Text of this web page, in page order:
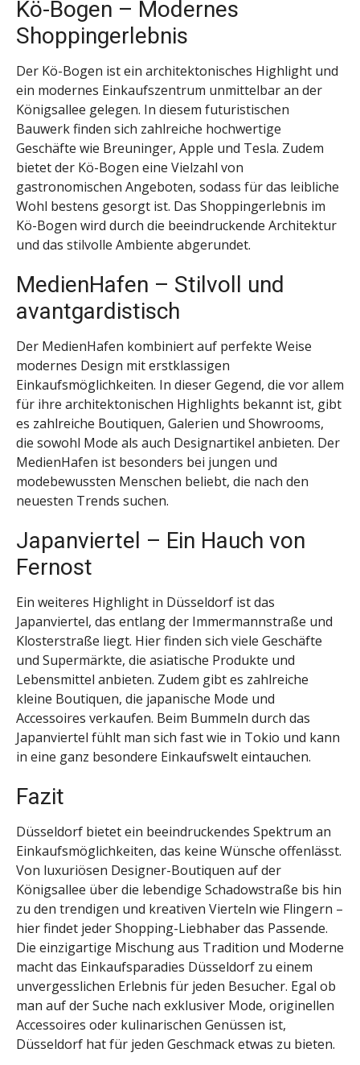
Kö-Bogen – Modernes
Shoppingerlebnis
Der Kö-Bogen ist ein architektonisches Highlight und
ein modernes Einkaufszentrum unmittelbar an der
Königsallee gelegen. In diesem futuristischen
Bauwerk finden sich zahlreiche hochwertige
Geschäfte wie Breuninger, Apple und Tesla. Zudem
bietet der Kö-Bogen eine Vielzahl von
gastronomischen Angeboten, sodass für das leibliche
Wohl bestens gesorgt ist. Das Shoppingerlebnis im
Kö-Bogen wird durch die beeindruckende Architektur
und das stilvolle Ambiente abgerundet.
MedienHafen – Stilvoll und
avantgardistisch
Der MedienHafen kombiniert auf perfekte Weise
modernes Design mit erstklassigen
Einkaufsmöglichkeiten. In dieser Gegend, die vor allem
für ihre architektonischen Highlights bekannt ist, gibt
es zahlreiche Boutiquen, Galerien und Showrooms,
die sowohl Mode als auch Designartikel anbieten. Der
MedienHafen ist besonders bei jungen und
modebewussten Menschen beliebt, die nach den
neuesten Trends suchen.
Japanviertel – Ein Hauch von
Fernost
Ein weiteres Highlight in Düsseldorf ist das
Japanviertel, das entlang der Immermannstraße und
Klosterstraße liegt. Hier finden sich viele Geschäfte
und Supermärkte, die asiatische Produkte und
Lebensmittel anbieten. Zudem gibt es zahlreiche
kleine Boutiquen, die japanische Mode und
Accessoires verkaufen. Beim Bummeln durch das
Japanviertel fühlt man sich fast wie in Tokio und kann
in eine ganz besondere Einkaufswelt eintauchen.
Fazit
Düsseldorf bietet ein beeindruckendes Spektrum an
Einkaufsmöglichkeiten, das keine Wünsche offenlässt.
Von luxuriösen Designer-Boutiquen auf der
Königsallee über die lebendige Schadowstraße bis hin
zu den trendigen und kreativen Vierteln wie Flingern –
hier findet jeder Shopping-Liebhaber das Passende.
Die einzigartige Mischung aus Tradition und Moderne
macht das Einkaufsparadies Düsseldorf zu einem
unvergesslichen Erlebnis für jeden Besucher. Egal ob
man auf der Suche nach exklusiver Mode, originellen
Accessoires oder kulinarischen Genüssen ist,
Düsseldorf hat für jeden Geschmack etwas zu bieten.